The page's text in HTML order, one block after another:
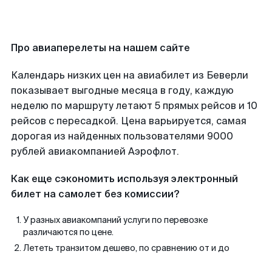
Про авиаперелеты на нашем сайте
Календарь низких цен на авиабилет из Беверли
показывает выгодные месяца в году, каждую
неделю по маршруту летают 5 прямых рейсов и 10
рейсов с пересадкой. Цена варьируется, самая
дорогая из найденных пользователями 9000
рублей авиакомпанией Аэрофлот.
Как еще сэкономить используя электронный
билет на самолет без комиссии?
У разных авиакомпаний услуги по перевозке
различаются по цене.
Лететь транзитом дешево, по сравнению от и до